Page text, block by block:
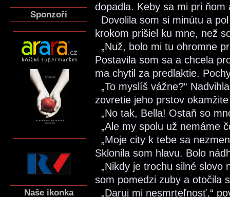
Sponzoři
Naše ikonka
dopadla. Keby sa mi pri ňom
Dovolila som si minútu a
krokom prišiel ku mne, než
„Nuž, bolo mi tu ohromne
Postavila som sa a chcela
ma chytil za predlaktie.
„To myslíš vážne?“
zovretie jeho prstov
„No tak, Bella! Ostaň so
„Ale my spolu už nemáme
„Moje city k tebe sa
Sklonila som hlavu. Bolo
„Nikdy je trochu silné slovo
som pomedzi zuby a otočila
„Daruj mi nesmrteľnosť,“